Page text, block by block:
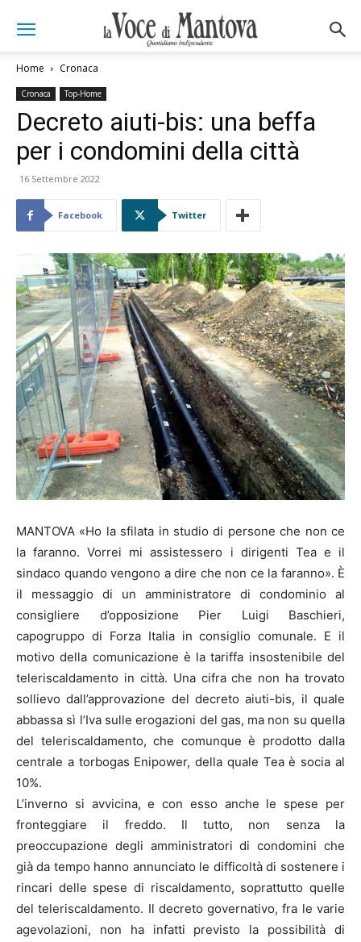
Home Cronaca
Cronaca Top-Home
Decreto aiuti-bis: una beffa
per i condomini della città
16 Settembre 2022
Facebook Twitter
MANTOVA «Ho la sfilata in studio di persone che non ce
la faranno. Vorrei mi assistessero i dirigenti Tea e il
sindaco quando vengono a dire che non ce la faranno». È
il messaggio di un amministratore di condominio al
consigliere d’opposizione Pier Luigi Baschieri,
capogruppo di Forza Italia in consiglio comunale. E il
motivo della comunicazione è la tariffa insostenibile del
teleriscaldamento in città. Una cifra che non ha trovato
sollievo dall’approvazione del decreto aiuti-bis, il quale
abbassa sì l’Iva sulle erogazioni del gas, ma non su quella
del teleriscaldamento, che comunque è prodotto dalla
centrale a torbogas Enipower, della quale Tea è socia al
10%.
L’inverno si avvicina, e con esso anche le spese per
fronteggiare il freddo. Il tutto, non senza la
preoccupazione degli amministratori di condomini che
già da tempo hanno annunciato le difficoltà di sostenere i
rincari delle spese di riscaldamento, soprattutto quelle
del teleriscaldamento. Il decreto governativo, fra le varie
agevolazioni, non ha infatti previsto la possibilità di